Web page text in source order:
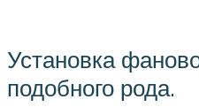
Установка
подобного рода.